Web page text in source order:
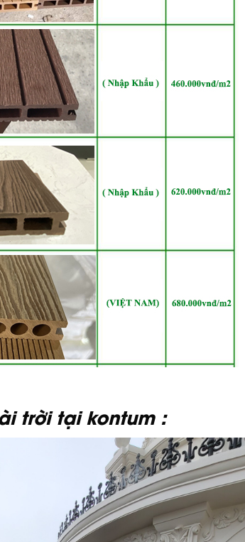
trời tại kontum :